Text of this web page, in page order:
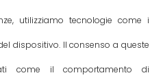
utilizziamo tecnologie come i
dispositivo. Il consenso a queste
come il comportamento di
7 Febbraio 2024